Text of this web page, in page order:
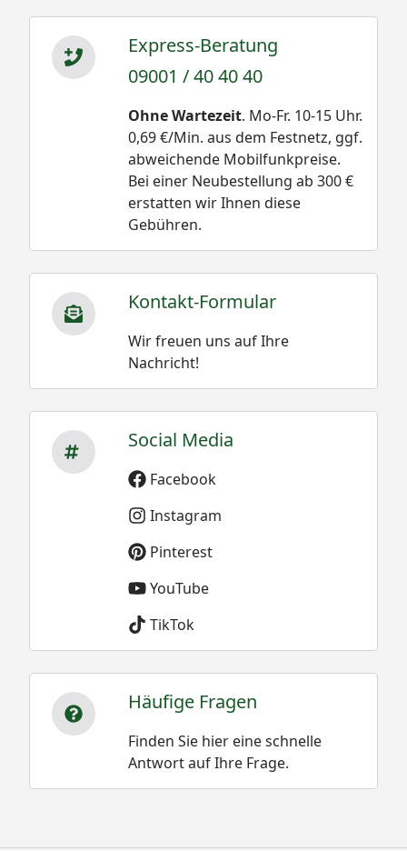
Express-Beratung
09001 / 40 40 40
Ohne Wartezeit. Mo-Fr. 10-15 Uhr.
0,69 €/Min. aus dem Festnetz, ggf.
abweichende Mobilfunkpreise.
Bei einer Neubestellung ab 300 €
erstatten wir Ihnen diese
Gebühren.
Kontakt-Formular
Wir freuen uns auf Ihre
Nachricht!
Social Media
Facebook
Instagram
Pinterest
YouTube
TikTok
Häufige Fragen
Finden Sie hier eine schnelle
Antwort auf Ihre Frage.